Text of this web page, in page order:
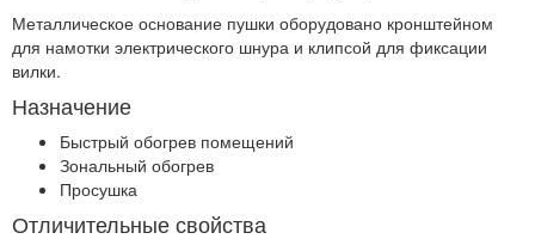
Металлическое основание пушки оборудовано кронштейном
для намотки электрического шнура и клипсой для фиксации
вилки.
Назначение
Быстрый обогрев помещений
Зональный обогрев
Просушка
Отличительные свойства